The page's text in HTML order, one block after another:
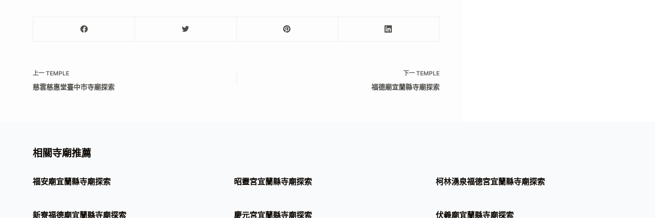
上一TEMPLE
慈雲慈惠堂臺中市寺廟探索
下一 TEMPLE
福德廟宜蘭縣寺廟探索
相關寺廟推薦
福安廟宜蘭縣寺廟探索 昭靈宮宜蘭縣寺廟探索 柯林湧泉福德宮宜蘭縣寺廟探索
新寮福德廟宜蘭縣寺廟探索 慶元宮宜蘭縣寺廟探索 伏羲廟宜蘭縣寺廟探索